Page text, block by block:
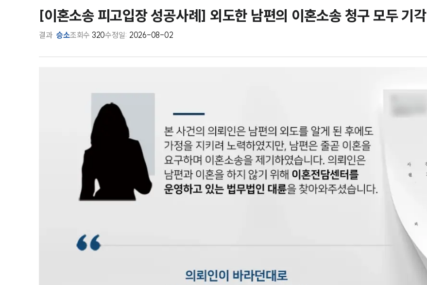
[이혼소송 피고입장 성공사례] 외도한 남편의 이혼소송 청구 모두 기각
결과 승소조회수 320수정일: 2026-08-02